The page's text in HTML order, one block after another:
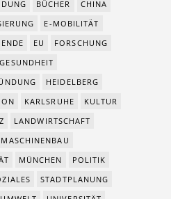
BÜCHER
CHINA
E-MOBILITÄT
EU
FORSCHUNG
GESUNDHEIT
HEIDELBERG
KARLSRUHE
KULTUR
LANDWIRTSCHAFT
MASCHINENBAU
MÜNCHEN
POLITIK
STADTPLANUNG